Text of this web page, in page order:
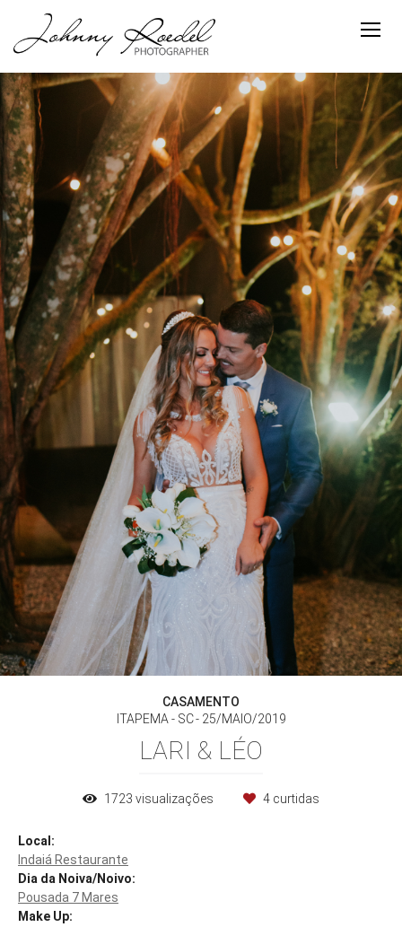
CASAMENTO
ITAPEMA - SC
25/MAIO/2019
LARI & LÉO
1723 visualizações 4 curtidas
Local:
Indaiá Restaurante
Dia da Noiva/Noivo:
Pousada 7 Mares
Make Up: